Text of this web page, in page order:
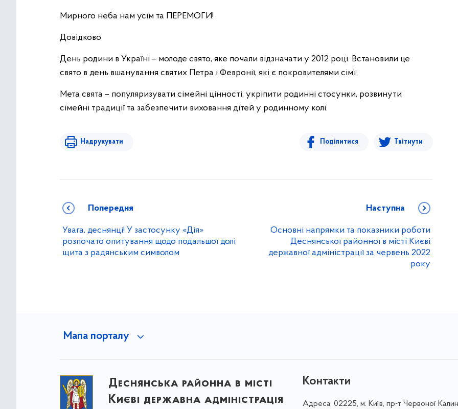
Мирного неба нам усім та ПЕРЕМОГИ!
Довідково
День родини в Україні – молоде свято, яке почали відзначати у 2012 році. Встановили це
свято в день вшанування святих Петра і Февронії, які є покровителями сім’ї.
Мета свята – популяризувати сімейні цінності, укріпити родинні стосунки, розвинути
сімейні традиції та забезпечити виховання дітей у родинному колі.
Надрукувати Поділитися Твітнути
Попередня
Увага, деснянці! У застосунку «Дія»
розпочато опитування щодо подальшої долі
щита з радянським символом
Наступна
Основні напрямки та показники роботи
Деснянської районної в місті Києві
державної адміністрації за червень 2022
року
Мапа порталу
Деснянська районна в місті
Києві державна адміністрація
Контакти
Адреса: 02225, м. Київ, пр-т Червоної